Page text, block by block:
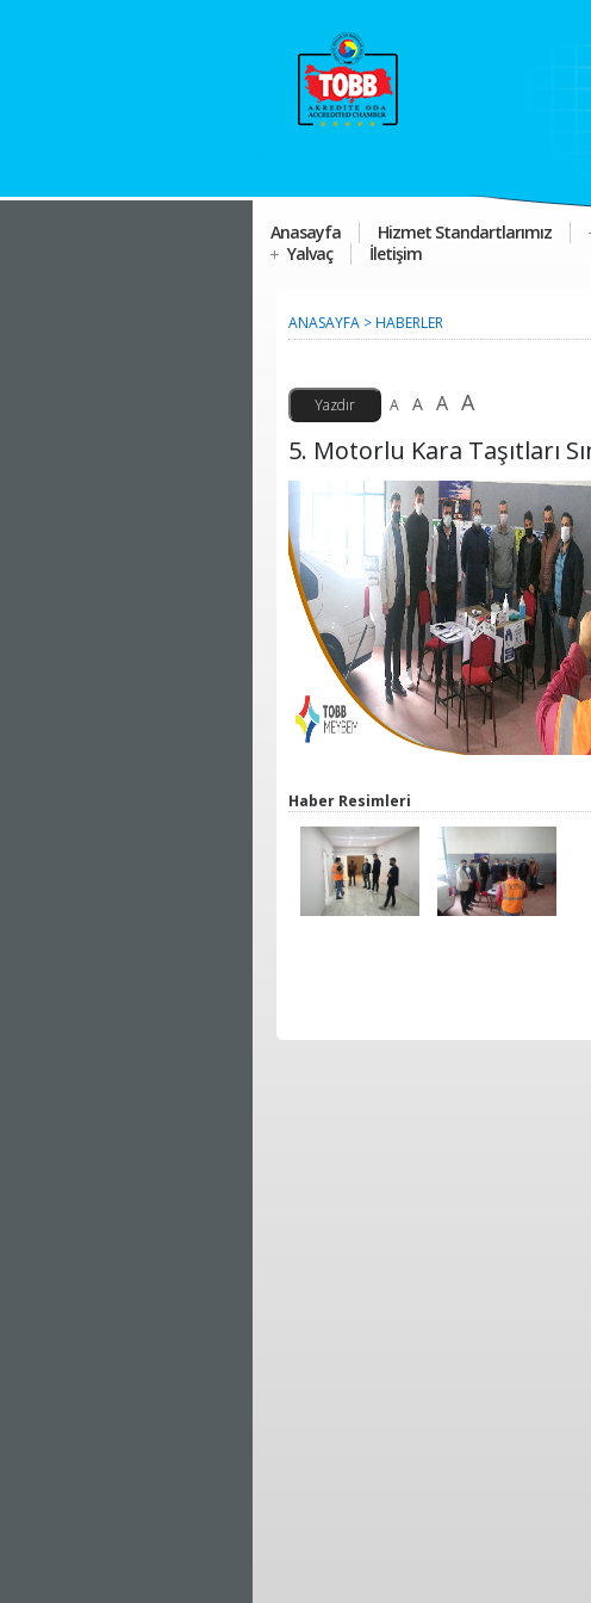
Anasayfa Hizmet Standartlarımız
Yalvaç
İletişim
ANASAYFA >HABERLER
A A A A
5. Motorlu Kara Taşıtları
Haber Resimleri